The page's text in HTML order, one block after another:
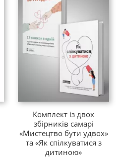
Комплект із двох
збірників самарі
«Мистецтво бути удвох»
та «Як спілкуватися з
дитиною»